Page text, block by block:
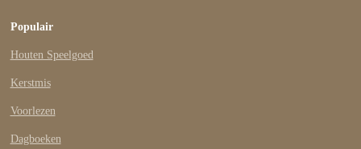
Populair
Houten Speelgoed
Kerstmis
Voorlezen
Dagboeken